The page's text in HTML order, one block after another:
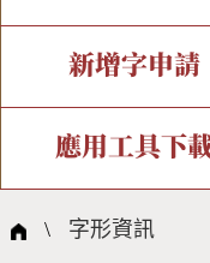
全字庫介紹
中文碼介紹
國際字碼相關組
IDS查詢
複合查詢
筆畫查詢
新增字申請
新字申請處理流
字形即時顯示
全字庫授權
應用工具下
個人電腦造字處
問題集
\ 字形資訊